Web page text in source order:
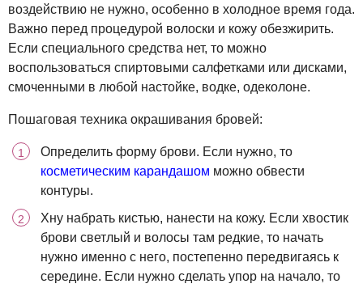
воздействию не нужно, особенно в холодное время года.
Важно перед процедурой волоски и кожу обезжирить.
Если специального средства нет, то можно
воспользоваться спиртовыми салфетками или дисками,
смоченными в любой настойке, водке, одеколоне.
Пошаговая техника окрашивания бровей:
Определить форму брови. Если нужно, то
косметическим карандашом можно обвести
контуры.
Хну набрать кистью, нанести на кожу. Если хвостик
брови светлый и волосы там редкие, то начать
нужно именно с него, постепенно передвигаясь к
середине. Если нужно сделать упор на начало, то